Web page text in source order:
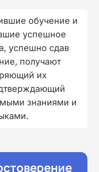
обучение и
успешное
успешно сдав
получают
их
знаниями и